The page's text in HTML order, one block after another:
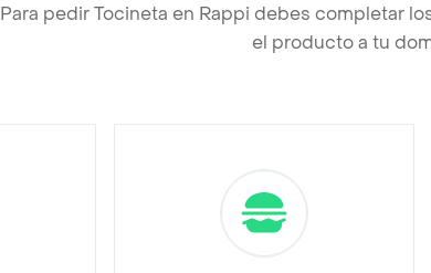
Para pedir Tocineta en Rappi debes completar
el producto a tu